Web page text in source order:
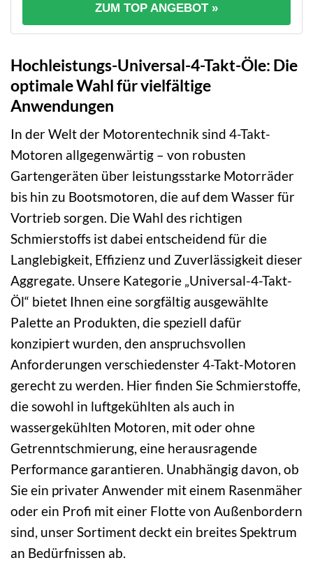
ZUM TOP ANGEBOT »
Hochleistungs-Universal-4-Takt-Öle: Die
optimale Wahl für vielfältige
Anwendungen
In der Welt der Motorentechnik sind 4-Takt-
Motoren allgegenwärtig – von robusten
Gartengeräten über leistungsstarke Motorräder
bis hin zu Bootsmotoren, die auf dem Wasser für
Vortrieb sorgen. Die Wahl des richtigen
Schmierstoffs ist dabei entscheidend für die
Langlebigkeit, Effizienz und Zuverlässigkeit dieser
Aggregate. Unsere Kategorie „Universal-4-Takt-
Öl“ bietet Ihnen eine sorgfältig ausgewählte
Palette an Produkten, die speziell dafür
konzipiert wurden, den anspruchsvollen
Anforderungen verschiedenster 4-Takt-Motoren
gerecht zu werden. Hier finden Sie Schmierstoffe,
die sowohl in luftgekühlten als auch in
wassergekühlten Motoren, mit oder ohne
Getrenntschmierung, eine herausragende
Performance garantieren. Unabhängig davon, ob
Sie ein privater Anwender mit einem Rasenmäher
oder ein Profi mit einer Flotte von Außenbordern
sind, unser Sortiment deckt ein breites Spektrum
an Bedürfnissen ab.